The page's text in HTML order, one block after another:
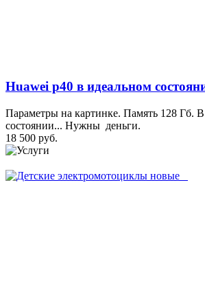
Huawei p40 в идеальном
Параметры на картинке. Память 128 Гб.
состоянии... Нужны деньги.
18 500 руб.